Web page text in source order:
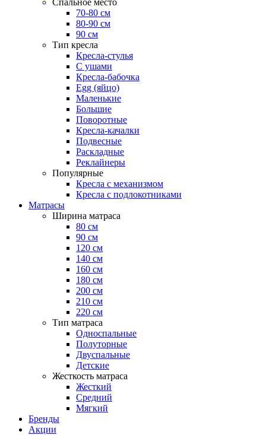
Спальное место
70-80 см
80-90 см
90 см
Тип кресла
Кресла-стулья
С ушами
Кресла-бабочка
Egg (яйцо)
Маленькие
Большие
Поворотные
Кресла-качалки
Подвесные
Раскладные
Реклайнеры
Популярные
Кресла с механизмом
Кресла с подлокотниками
Матрасы
Ширина матраса
80 см
90 см
120 см
140 см
160 см
180 см
200 см
210 см
220 см
Тип матраса
Односпальные
Полуторные
Двуспальные
Детские
Жесткость матраса
Жесткий
Средний
Мягкий
Бренды
Акции